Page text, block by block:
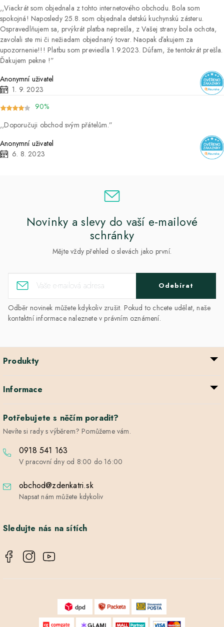
Viackrát som objednala z tohto internetového obchodu. Bola som
spokojná! Naposledy 25.8. som objednala detskú kuchynskú zásteru.
Ospravedlňujem sa, prvýkrát platba neprešla, z Vašej strany bola ochota,
zavolali ste mi či nežiadam objednaný tovar. Naopak ďakujem za
upozornenie!!! Platbu som previedla 1.9.2023. Dúfam, že tentokrát prešla.
Ďakujem pekne !
Anonymní uživatel
1. 9. 2023
90%
Doporučuji obchod svým přátelům.
Anonymní uživatel
6. 8. 2023
Novinky a slevy do vaší e-mailové
schránky
Mějte vždy přehled o slevách jako první.
Odebírat
Odběr novinek můžete kdykoliv zrušit. Pokud to chcete udělat, naše
kontaktní informace naleznete v právním oznámení.
Produkty
Informace
Potřebujete s něčím poradit?
Nevíte si rady s výběrem? Pomůžeme vám.
0918 541 163
V pracovní dny od 8:00 do 16:00
obchod@zdenkatri.sk
Napsat nám můžete kdykoliv
Sledujte nás na sítích